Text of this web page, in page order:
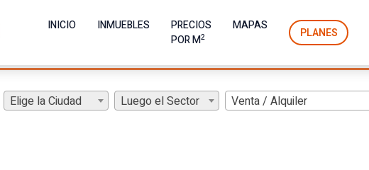
INICIO INMUEBLES
PRECIOS
POR M2
MAPAS PLANES
Elige la Ciudad Luego el Sector Venta / Alquiler